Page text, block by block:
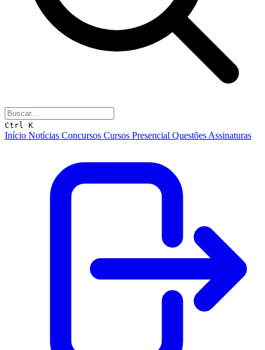
Ctrl K
Início Notícias Concursos Cursos Presencial Questões Assinaturas